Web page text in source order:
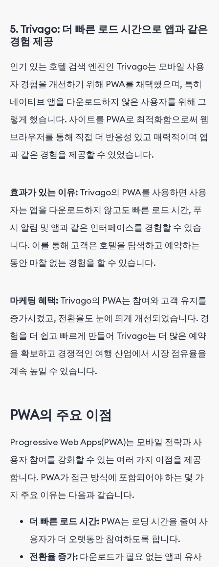
5.Trivago: 더 빠른 로드 시간으로 앱과 같은
경험 제공
인기 있는 호텔 검색 엔진인 Trivago는 모바일 사용
자 경험을 개선하기 위해 PWA를 채택했으며, 특히
네이티브 앱을 다운로드하지 않은 사용자를 위해 그
렇게 했습니다. 사이트를 PWA로 최적화함으로써 웹
브라우저를 통해 직접 더 반응성 있고 매력적이며 앱
과 같은 경험을 제공할 수 있었습니다.
효과가 있는 이유: Trivago의 PWA를 사용하면 사용
자는 앱을 다운로드하지 않고도 빠른 로드 시간, 푸
시 알림 및 앱과 같은 인터페이스를 경험할 수 있습
니다. 이를 통해 고객은 호텔을 탐색하고 예약하는
동안 마찰 없는 경험을 할 수 있습니다.
마케팅 혜택: Trivago의 PWA는 참여와 고객 유지를
증가시켰고, 전환율도 눈에 띄게 개선되었습니다. 경
험을 더 쉽고 빠르게 만들어 Trivago는 더 많은 예약
을 확보하고 경쟁적인 여행 산업에서 시장 점유율을
계속 높일 수 있습니다.
PWA의 주요 이점
Progressive Web Apps(PWA)는 모바일 전략과 사
용자 참여를 강화할 수 있는 여러 가지 이점을 제공
합니다. PWA가 접근 방식에 포함되어야 하는 몇 가
지 주요 이유는 다음과 같습니다.
더 빠른 로드 시간: PWA는 로딩 시간을 줄여 사
용자가 더 오랫동안 참여하도록 합니다.
전환율 증가: 다운로드가 필요 없는 앱과 유사